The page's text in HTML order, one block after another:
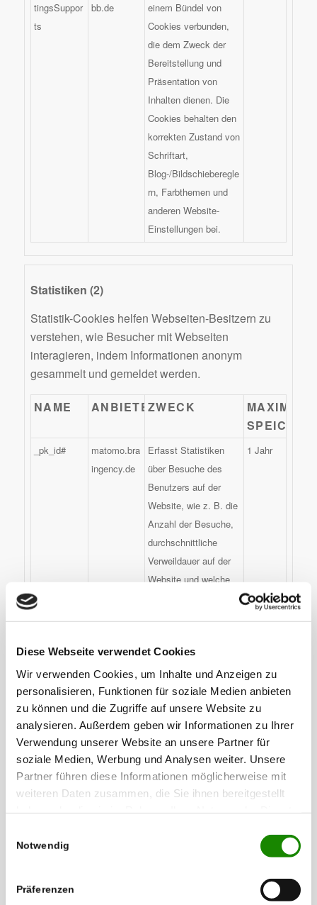
Diese Webseite verwendet Cookies
Wir verwenden Cookies, um Inhalte und Anzeigen zu
personalisieren, Funktionen für soziale Medien anbieten
zu können und die Zugriffe auf unsere Website zu
analysieren. Außerdem geben wir Informationen zu Ihrer
Verwendung unserer Website an unsere Partner für
soziale Medien, Werbung und Analysen weiter. Unsere
Partner führen diese Informationen möglicherweise mit
weiteren Daten zusammen, die Sie ihnen bereitgestellt
Notwendig
Präferenzen
tingsSuppor
ts
bb.de
einem Bündel von
Cookies verbunden,
die dem Zweck der
Bereitstellung und
Präsentation von
Inhalten dienen. Die
Cookies behalten den
korrekten Zustand von
Schriftart,
Blog-/Bildschieberegle
rn, Farbthemen und
anderen Website-
Einstellungen bei.
Statistiken (2)
Statistik-Cookies helfen Webseiten-Besitzern zu
verstehen, wie Besucher mit Webseiten
interagieren, indem Informationen anonym
gesammelt und gemeldet werden.
NAME ANBIETERZWECK
MAXIMALE
_pk_id#
matomo.bra
ingency.de
Erfasst Statistiken
über Besuche des
Benutzers auf der
Website, wie z. B. die
Anzahl der Besuche,
durchschnittliche
Verweildauer auf der
Website und welche
1 Jahr
ingency.de
Analytics Platform
genutzt, um
Seitenabrufe des
Besuchers während
der Sitzung
4. Verwendung des Analyse-Tools „Google
Analytics“
Analytics, einen Webanalysedienst der Google Inc.,
94043, USA, um die Nutzung unserer Website